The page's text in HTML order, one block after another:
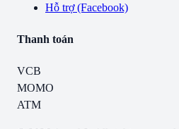
Hỗ trợ (Facebook)
Thanh toán
VCB
MOMO
ATM